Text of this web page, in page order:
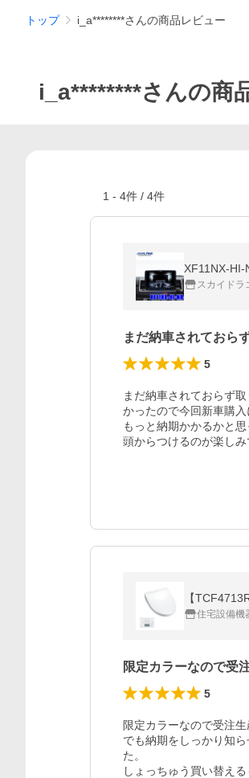
トップ i_a********さんの商品レビュー
i_a********さんの商
1 - 4件 / 4件
XF11NX-
スカイドラ
まだ納車されておら
5
まだ納車されておらず
かったので今回新車購
もっと納期かかるかと
頭からつけるのが楽しみ
【
住宅設備機
限定カラーなので受
5
限定カラーなので受注生
でも納期をしっかり知
た。
しょっちゅう買い替え